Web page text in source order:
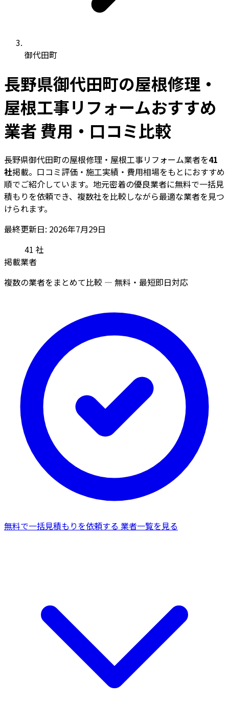
御代田町
長野県御代田町の屋根修理・
屋根工事リフォームおすすめ
業者 費用・口コミ比較
長野県御代田町の屋根修理・屋根工事リフォーム業者を41
社掲載。口コミ評価・施工実績・費用相場をもとにおすすめ
順でご紹介しています。地元密着の優良業者に無料で一括見
積もりを依頼でき、複数社を比較しながら最適な業者を見つ
けられます。
最終更新日: 2026年7月29日
41 社
掲載業者
複数の業者をまとめて比較 — 無料・最短即日対応
無料で一括見積もりを依頼する 業者一覧を見る